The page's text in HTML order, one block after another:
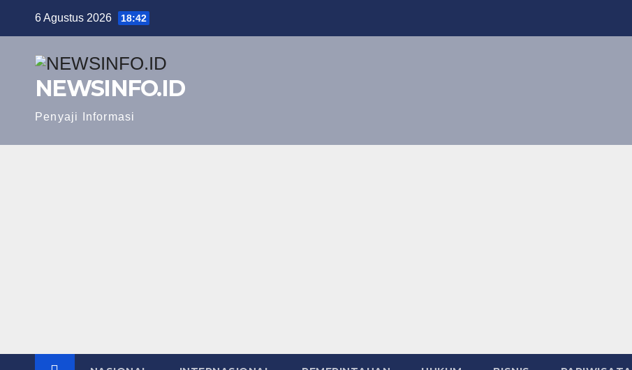
6 Agustus 2026 18:42
NEWSINFO.ID
Penyaji Informasi